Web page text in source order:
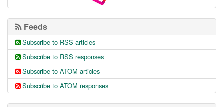
Feeds
Subscribe to RSS articles
Subscribe to RSS responses
Subscribe to ATOM articles
Subscribe to ATOM responses